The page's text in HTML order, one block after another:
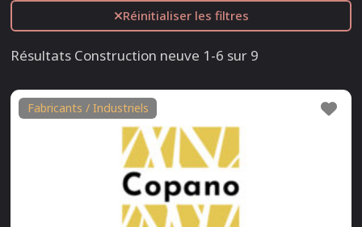
Réinitialiser les filtres
Résultats Construction neuve 1-6 sur 9
Fabricants / Industriels